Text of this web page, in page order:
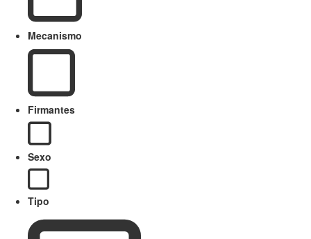
Mecanismo
Firmantes
Sexo
Tipo